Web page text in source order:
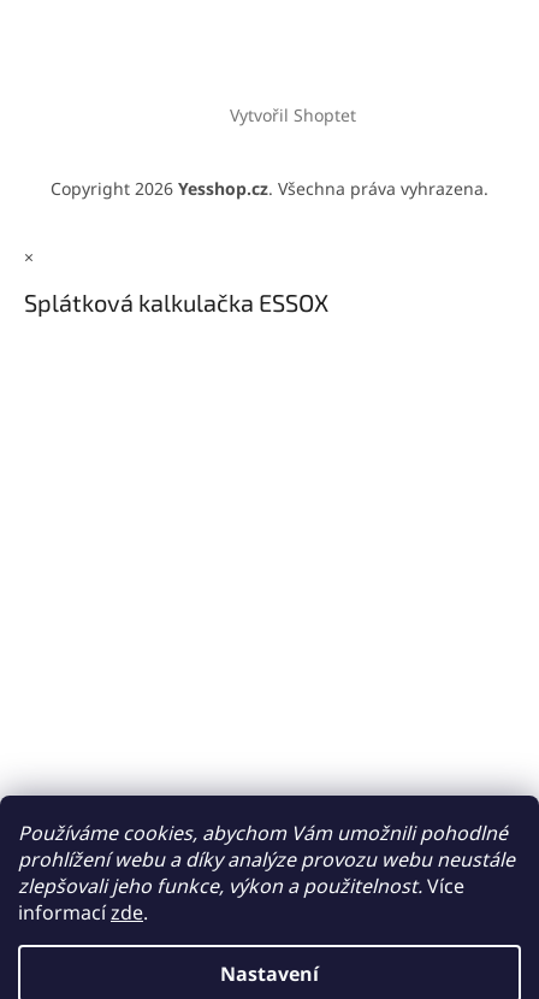
Používáme cookies, abychom Vám umožnili pohodlné
prohlížení webu a díky analýze provozu webu neustále
zlepšovali jeho funkce, výkon a použitelnost.Více
informacízde.
Nastavení
Vytvořil Shoptet
Copyright 2026 Yesshop.cz. Všechna práva vyhrazena.
×
Splátková kalkulačka ESSOX